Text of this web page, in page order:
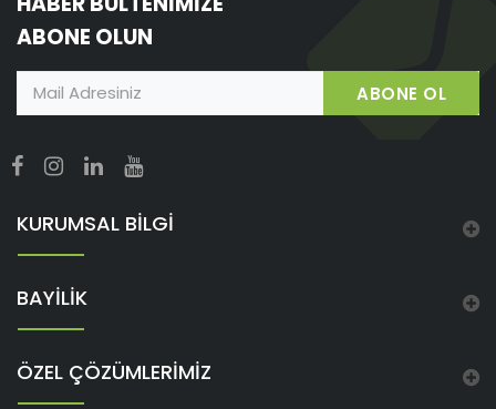
ABONE OLUN
ABONE OL
KURUMSAL BİLGİ
BAYİLİK
ÖZEL ÇÖZÜMLERİMİZ